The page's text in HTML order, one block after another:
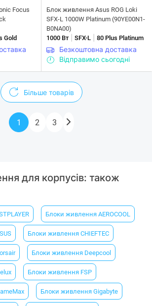
Focus
Gold
Блок живлення Asus ROG Loki
SFX-L 1000W Platinum (90YE00N1-
B0NA00)
1000 Вт| SFX-L 80 Plus Platinum
Безкоштовна доставка
Відправимо сьогодні
Більше товарів
1 2 3
для корпусів: також
Блоки живлення AEROCOOL
Блоки живлення CHIEFTEC
Блоки живлення Deepcool
Блоки живлення FSP
Блоки живлення Gigabyte